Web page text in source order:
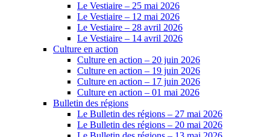
Le Vestiaire – 25 mai 2026
Le Vestiaire – 12 mai 2026
Le Vestiaire – 28 avril 2026
Le Vestiaire – 14 avril 2026
Culture en action
Culture en action – 20 juin 2026
Culture en action – 19 juin 2026
Culture en action – 17 juin 2026
Culture en action – 01 mai 2026
Bulletin des régions
Le Bulletin des régions – 27 mai 2026
Le Bulletin des régions – 20 mai 2026